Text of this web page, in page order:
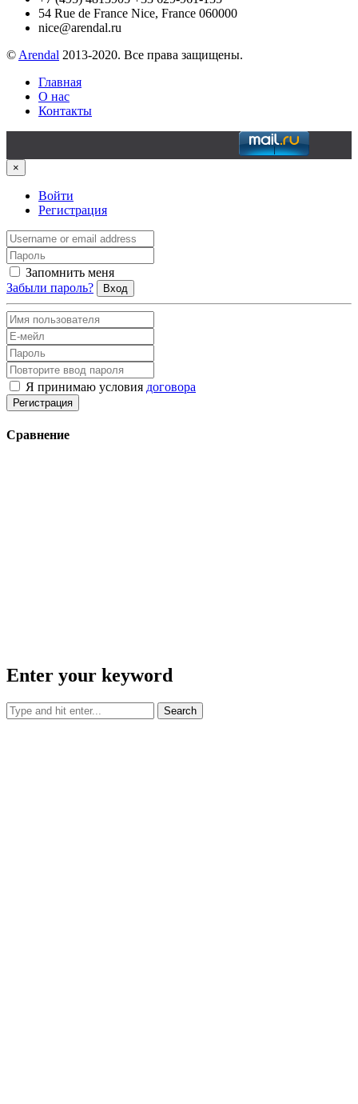
54 Rue de France Nice, France 060000
nice@arendal.ru
© Arendal 2013-2020. Все права защищены.
Главная
О нас
Контакты
×
Войти
Регистрация
Запомнить меня
Забыли пароль?
Вход
Я принимаю условия договора
Регистрация
Сравнение
Enter your keyword
Search